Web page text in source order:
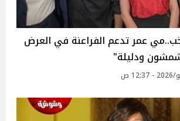
عمر تدعم الفراعنة في العرض
ودليلة"